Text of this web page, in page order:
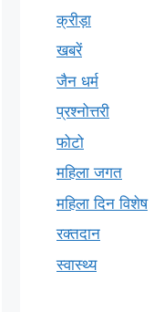
क्रीड़ा
खबरें
जैन धर्म
प्रश्नोत्तरी
फोटो
महिला जगत
महिला दिन विशेष
रक्तदान
स्वास्थ्य